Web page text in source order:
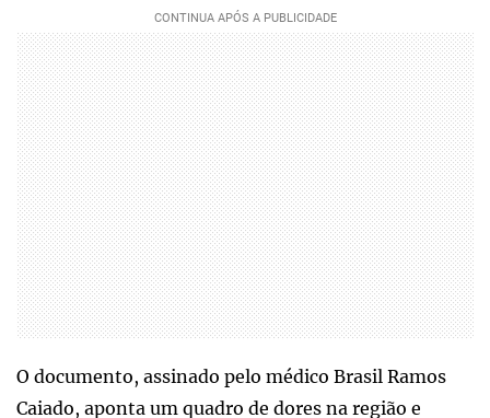
O documento, assinado pelo médico Brasil Ramos
Caiado, aponta um quadro de dores na região e